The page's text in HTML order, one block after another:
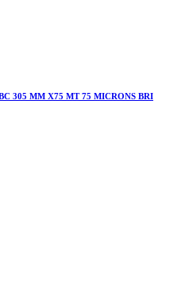
305 MM X75 MT 75 MICRONS BRI